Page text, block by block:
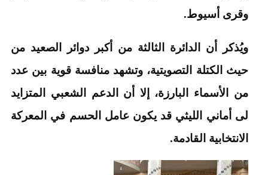
وقرى أسيوط.
ويُذكر أن الدائرة الثالثة من أكبر دوائر الصعيد من
حيث الكتلة التصويتية، وتشهد منافسة قوية بين عدد
من الأسماء البارزة، إلا أن الدعم الشعبي المتزايد
لى أماني الليثي قد يكون عامل الحسم في المعركة
الانتخابية القادمة.